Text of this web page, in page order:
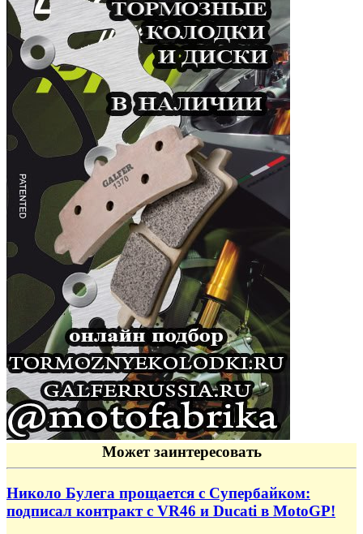
Может заинтересовать
Николо Булега прощается с Супербайком:
подписал контракт с VR46 и Ducati в MotoGP!